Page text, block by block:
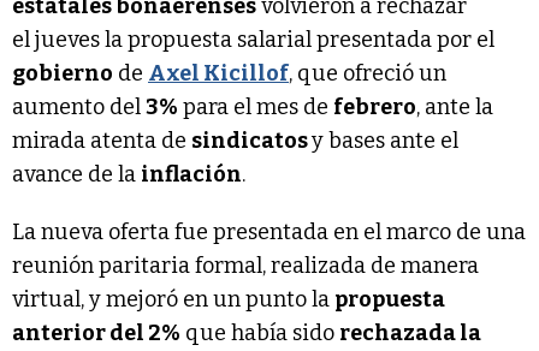
estatales bonaerensesvolvieron a rechazar
el jueves la propuesta salarial presentada por el
gobierno de Axel Kicillof, que ofreció un
aumento del3% para el mes de febrero, ante la
mirada atenta de sindicatosy bases ante el
avance de la inflación.
La nueva oferta fue presentada en el marco de una
reunión paritaria formal, realizada de manera
virtual, y mejoró en un punto la propuesta
anterior del 2% que había sido rechazada la